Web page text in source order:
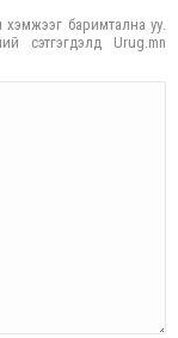
хэмжээг баримтална уу.
сэтгэгдэлд Urug.mn